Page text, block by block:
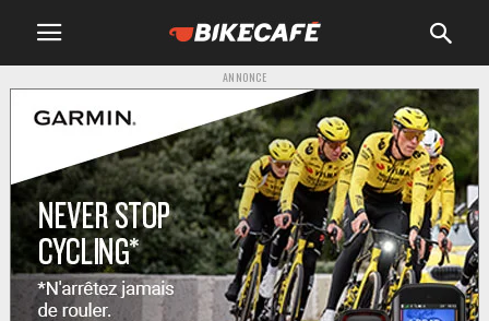
ANNONCE